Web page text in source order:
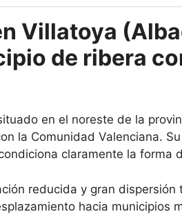
Villatoya
de ribera
en el noreste de la
la Comunidad Valenciana.
claramente la forma
reducida y gran
hacia municipios